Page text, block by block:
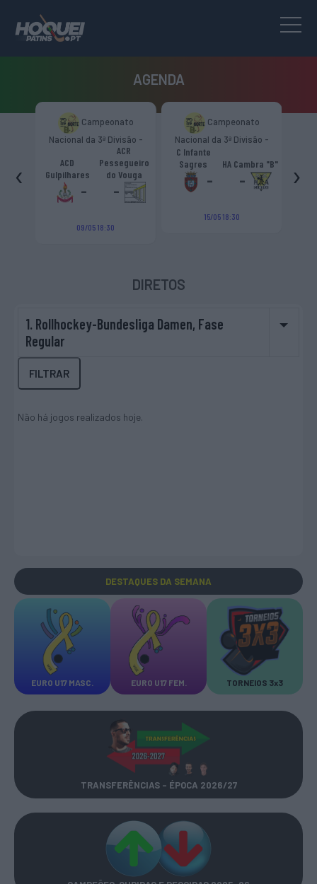
AGENDA
"B"
Campeonato
Nacional da 3ª Divisão -
Zona Norte “B”
ACD
Gulpilhares
-
ACR
Pessegueiro
do Vouga
-
09/05 18:30
Campeonato
Nacional da 3ª Divisão -
Zona Norte “B”
C Infante
Sagres
-
HA Cambra "B"
-
15/05 18:30
‹ ›
DIRETOS
1. Rollhockey-Bundesliga Damen, Fase
Regular
FILTRAR
Não há jogos realizados hoje.
DESTAQUES DA SEMANA
EURO U17 MASC. EURO U17 FEM. TORNEIOS 3x3
TRANSFERÊNCIAS - ÉPOCA 2026/27